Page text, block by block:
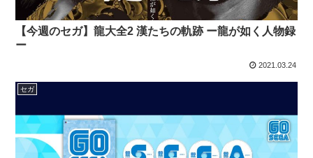
【今週のセガ】龍大全2 漢たちの軌跡 ー龍が如く人物録
ー
2021.03.24
セガ